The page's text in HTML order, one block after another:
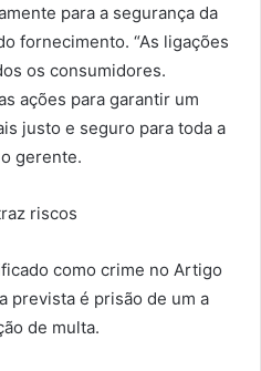
para a segurança da
fornecimento. “As ligações
os consumidores.
ações para garantir um
justo e seguro para toda a
gerente.
riscos
como crime no Artigo
prevista é prisão de um a
de multa.